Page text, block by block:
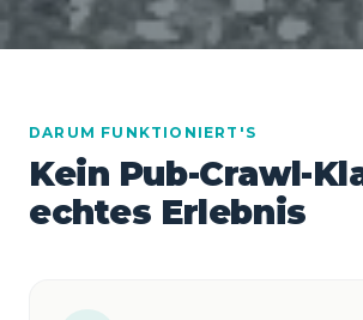
DARUM FUNKTIONIERT'S
Kein Pub-Crawl-
echtes Erlebnis